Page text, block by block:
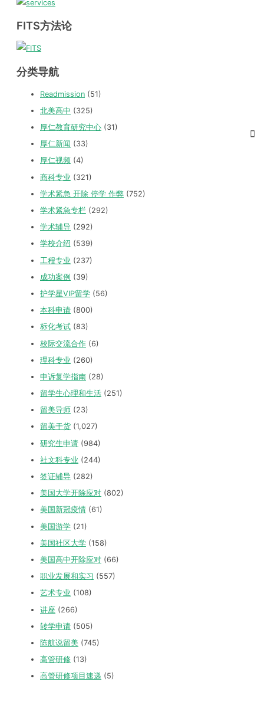
FITS方法论
分类导航
Readmission (51)
北美高中 (325)
厚仁教育研究中心 (31)
厚仁新闻 (33)
厚仁视频 (4)
商科专业 (321)
学术紧急 开除 停学 作弊 (752)
学术紧急专栏 (292)
学术辅导 (292)
学校介绍 (539)
工程专业 (237)
成功案例 (39)
护学星VIP留学 (56)
本科申请 (800)
标化考试 (83)
校际交流合作 (6)
理科专业 (260)
申诉复学指南 (28)
留学生心理和生活 (251)
留美导师 (23)
留美干货 (1,027)
研究生申请 (984)
社文科专业 (244)
签证辅导 (282)
美国大学开除应对 (802)
美国新冠疫情 (61)
美国游学 (21)
美国社区大学 (158)
美国高中开除应对 (66)
职业发展和实习 (557)
艺术专业 (108)
讲座 (266)
转学申请 (505)
陈航说留美 (745)
高管研修 (13)
高管研修项目速递 (5)